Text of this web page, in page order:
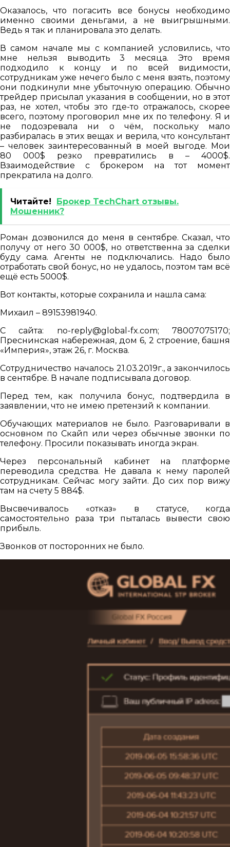
Оказалось, что погасить все бонусы необходимо
именно своими деньгами, а не выигрышными.
Ведь я так и планировала это делать.
В самом начале мы с компанией условились, что
мне нельзя выводить 3 месяца. Это время
подходило к концу и по всей видимости,
сотрудникам уже нечего было с меня взять, поэтому
они подкинули мне убыточную операцию. Обычно
трейдер присылал указания в сообщении, но в этот
раз, не хотел, чтобы это где-то отражалось, скорее
всего, поэтому проговорил мне их по телефону. Я и
не подозревала ни о чём, поскольку мало
разбиралась в этих вещах и верила, что консультант
– человек заинтересованный в моей выгоде. Мои
80 000$ резко превратились в – 4000$.
Взаимодействие с брокером на тот момент
прекратила на долго.
Читайте!
Брокер TechChart отзывы.
Мошенник?
Роман дозвонился до меня в сентябре. Сказал, что
получу от него 30 000$, но ответственна за сделки
буду сама. Агенты не подключались. Надо было
отработать свой бонус, но не удалось, поэтом там всё
ещё есть 5000$.
Вот контакты, которые сохранила и нашла сама:
Михаил – 89153981940.
С сайта: no-reply@global-fx.com; 78007075170;
Преснинская набережная, дом 6, 2 строение, башня
«Империя», этаж 26, г. Москва.
Сотрудничество началось 21.03.2019г., а закончилось
в сентябре. В начале подписывала договор.
Перед тем, как получила бонус, подтвердила в
заявлении, что не имею претензий к компании.
Обучающих материалов не было. Разговаривали в
основном по Скайп или через обычные звонки по
телефону. Просили показывать иногда экран.
Через персональный кабинет на платформе
переводила средства. Не давала к нему паролей
сотрудникам. Сейчас могу зайти. До сих пор вижу
там на счету 5 884$.
Высвечивалось «отказ» в статусе, когда
самостоятельно раза три пыталась вывести свою
прибыль.
Звонков от посторонних не было.